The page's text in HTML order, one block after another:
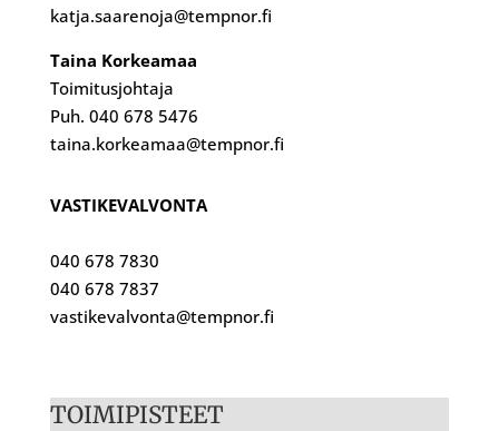
katja.saarenoja@tempnor.fi
Taina Korkeamaa
Toimitusjohtaja
Puh. 040 678 5476
taina.korkeamaa@tempnor.fi
VASTIKEVALVONTA
040 678 7830
040 678 7837
vastikevalvonta@tempnor.fi
TOIMIPISTEET